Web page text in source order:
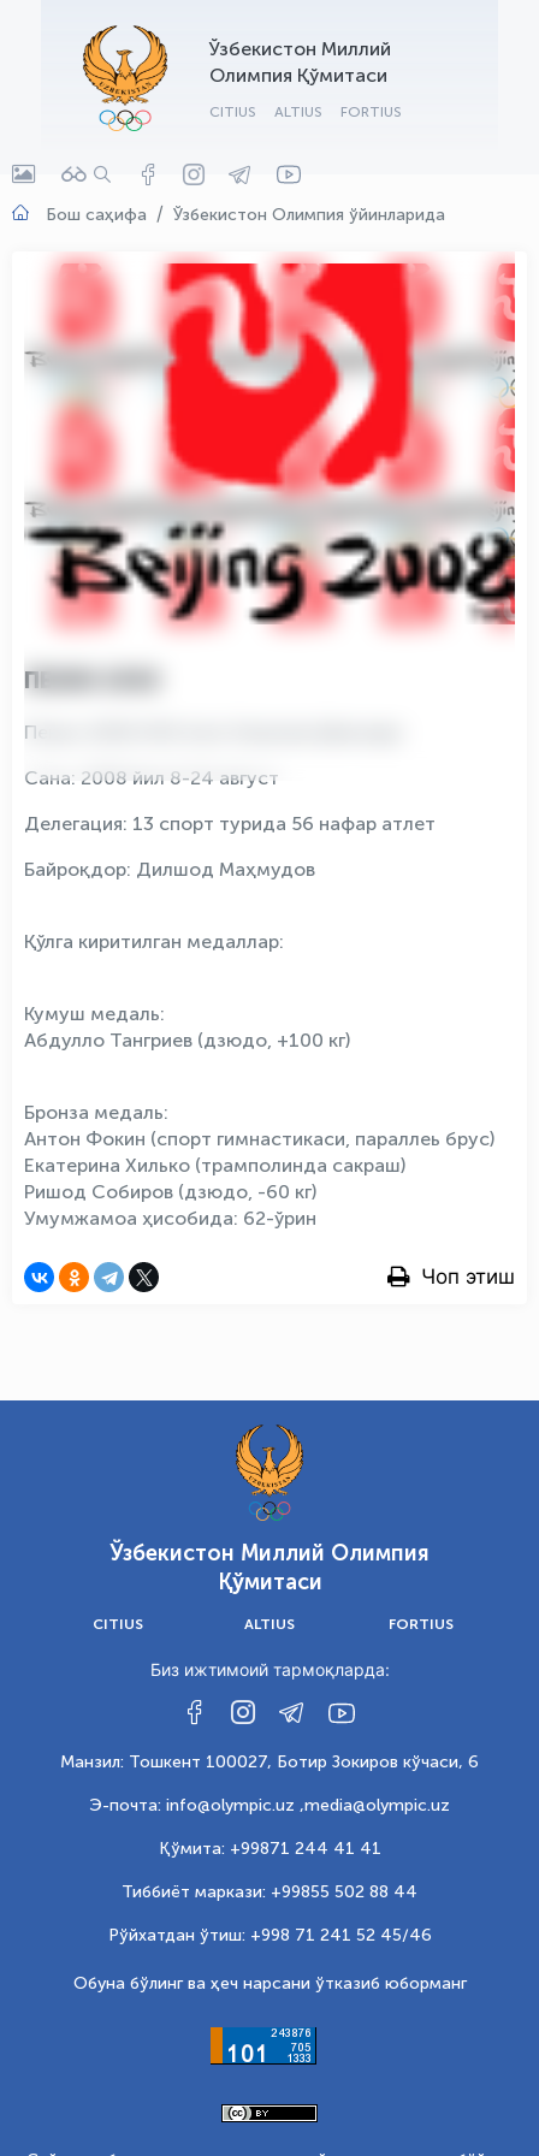
Ўзбекистон Миллий
Олимпия Қўмитаси
CITIUS ALTIUS FORTIUS
Бош саҳифа Ўзбекистон Олимпия ўйинларида
ПЕКИН 2008
Пекин-2008 XXIX ёзги Олимпия ўйинлари
Сана: 2008 йил 8-24 август
Делегация: 13 спорт турида 56 нафар атлет
Байроқдор: Дилшод Маҳмудов
Қўлга киритилган медаллар:
Кумуш медаль:
Абдулло Тангриев (дзюдо, +100 кг)
Бронза медаль:
Антон Фокин (спорт гимнастикаси, параллеь брус)
Екатерина Хилько (трамполинда сакраш)
Ришод Собиров (дзюдо, -60 кг)
Умумжамоа ҳисобида: 62-ўрин
Чоп этиш
Ўзбекистон Миллий Олимпия
Қўмитаси
CITIUS ALTIUS FORTIUS
Биз ижтимоий тармоқларда:
Манзил: Тошкент 100027, Ботир Зокиров кўчаси, 6
Э-почта: info@olympic.uz ,media@olympic.uz
Қўмита: +99871 244 41 41
Тиббиёт маркази: +99855 502 88 44
Рўйхатдан ўтиш: +998 71 241 52 45/46
Обуна бўлинг ва ҳеч нарсани ўтказиб юборманг
OLYMPCHIK AI - yordamchi
Онлайн · olympic.uz